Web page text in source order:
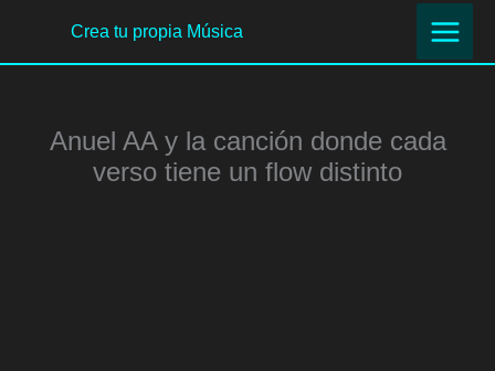
contenido
Crea tu propia Música
Anuel AA y la canción donde cada
verso tiene un flow distinto